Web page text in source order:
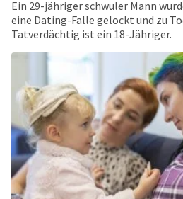
Ein 29-jähriger schwuler Mann
eine Dating-Falle gelockt und zu
Tatverdächtig ist ein 18-Jähriger.